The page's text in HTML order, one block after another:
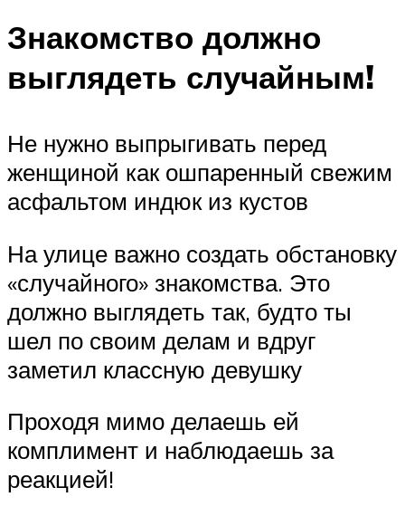
Знакомство должно
выглядеть случайным!
Не нужно выпрыгивать перед
женщиной как ошпаренный свежим
асфальтом индюк из кустов
На улице важно создать обстановку
«случайного» знакомства. Это
должно выглядеть так, будто ты
шел по своим делам и вдруг
заметил классную девушку
Проходя мимо делаешь ей
комплимент и наблюдаешь за
реакцией!